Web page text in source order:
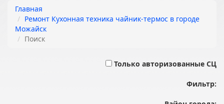
Главная
Ремонт Кухонная техника чайник-термос в городе
Можайск
Поиск
Только авторизованные СЦ
Фильтр: